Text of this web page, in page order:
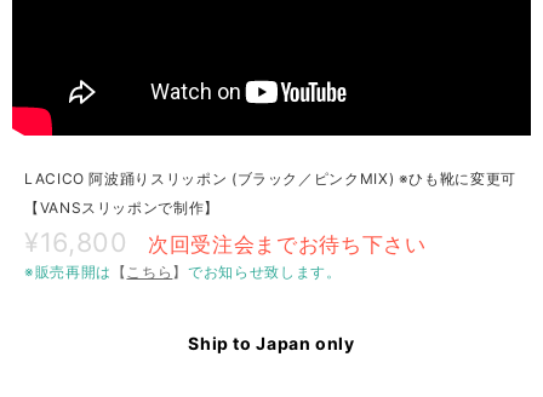
LACICO 阿波踊りスリッポン (ブラック／ピンクMIX) ※ひも靴に変更可
【VANSスリッポンで制作】
¥16,800 次回受注会までお待ち下さい
※販売再開は 【 こちら 】でお知らせ致します。
Ship to Japan only